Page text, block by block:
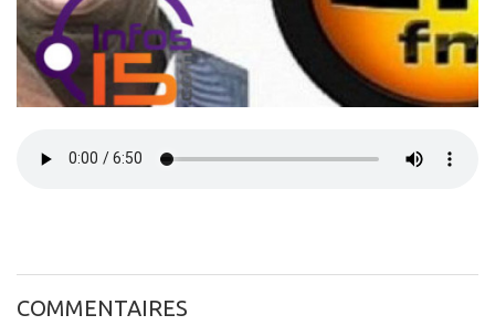
COMMENTAIRES